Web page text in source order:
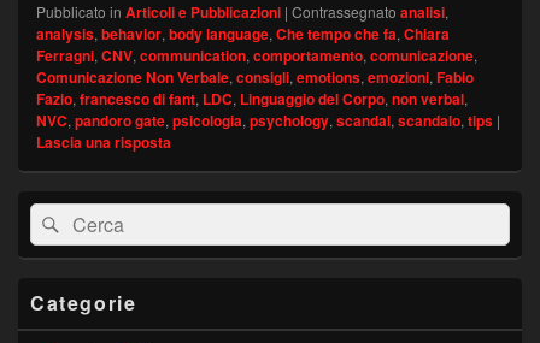
Pubblicato in Articoli e Pubblicazioni | Contrassegnato analisi,
analysis,behavior,body language,Che tempo che fa,Chiara
Ferragni,CNV,communication,comportamento,comunicazione,
Comunicazione Non Verbale,consigli,emotions,emozioni,Fabio
Fazio,francesco di fant, LDC, Linguaggio del Corpo,non verbal,
NVC,pandoro gate,psicologia,psychology,scandal,scandalo,tips |
Lascia una risposta
Area
widget
barra
Cerca:Cerca
Categorie